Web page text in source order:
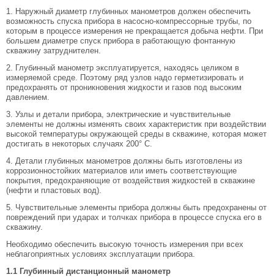
1. Наружный диаметр глубинных манометров должен обеспечить
возможность спуска прибора в насосно-компрессорные трубы, по
которым в процессе измерения не прекращается добыча нефти. При
большем диаметре спуск прибора в работающую фонтанную
скважину затруднителен.
2. Глубинный манометр эксплуатируется, находясь целиком в
измеряемой среде. Поэтому ряд узлов надо герметизировать и
предохранять от проникновения жидкости и газов под высоким
давлением.
3. Узлы и детали прибора, электрические и чувствительные
элементы не должны изменять своих характеристик при воздействии
высокой температуры окружающей среды в скважине, которая может
достигать в некоторых случаях 200° С.
4. Детали глубинных манометров должны быть изготовлены из
коррозионностойких материалов или иметь соответствующие
покрытия, предохраняющие от воздействия жидкостей в скважине
(нефти и пластовых вод).
5. Чувствительные элементы прибора должны быть предохранены от
повреждений при ударах и толчках прибора в процессе спуска его в
скважину.
Необходимо обеспечить высокую точность измерения при всех
неблагоприятных условиях эксплуатации прибора.
1.1 Глубинный дистанционный манометр